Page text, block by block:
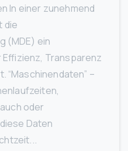
In einer zunehmend
die
(MDE) ein
Transparenz
–
oder
Daten